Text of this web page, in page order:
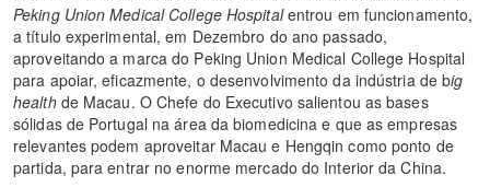
Peking Union Medical College Hospitalentrou em funcionamento,
a título experimental, em Dezembro do ano passado,
aproveitando a marca do Peking Union Medical College Hospital
para apoiar, eficazmente, o desenvolvimento da indústria de big
healthde Macau. O Chefe do Executivo salientou as bases
sólidas de Portugal na área da biomedicina e que as empresas
relevantes podem aproveitar Macau e Hengqin como ponto de
partida, para entrar no enorme mercado do Interior da China.